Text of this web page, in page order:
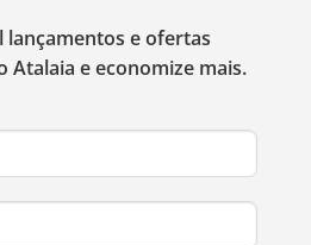
lançamentos e ofertas
Atalaia e economize mais.